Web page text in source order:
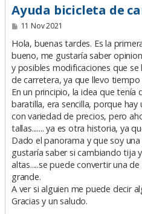
Ayuda bicicleta de
M
n
a
j
e
11 Nov 2021
Hola, buenas tardes. Es la
bueno, me gustaría saber
y posibles modificaciones que se
de carretera, ya que llevo
En un principio, la idea que tenía
baratilla, era sencilla, porque
con variedad de precios, pero
tallas....... ya es otra historia, ya
Dado el panorama y que soy
gustaría saber si cambiando tija
altas.....se puede convertir una
grande.
A ver si alguien me puede decir
Gracias y un saludo.